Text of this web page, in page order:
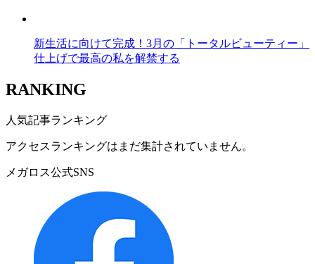
新生活に向けて完成！3月の「トータルビューティー」
仕上げで最高の私を解禁する
RANKING
人気記事ランキング
アクセスランキングはまだ集計されていません。
メガロス公式SNS